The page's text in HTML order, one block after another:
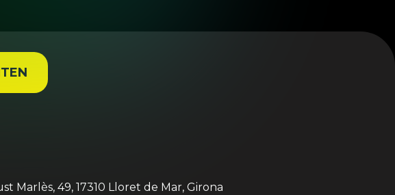
Marlès, 49, 17310 Lloret de Mar, Girona